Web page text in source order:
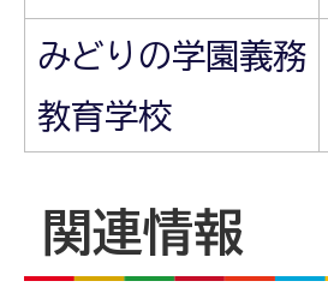
みどりの学園義務
教育学校
関連情報